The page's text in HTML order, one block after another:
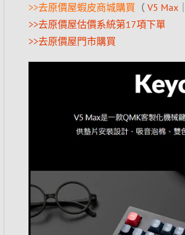
>>去原價屋蝦皮商城購買 （ V5 Max｜
>>去原價屋估價系統第17項下單
>>去原價屋門市購買